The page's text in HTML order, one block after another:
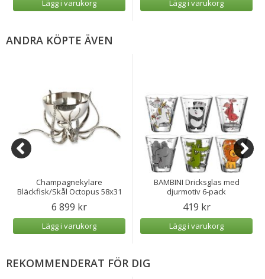
Lägg i varukorg
Lägg i varukorg
ANDRA KÖPTE ÄVEN
Champagnekylare
Bläckfisk/Skål Octopus 58x31
cm
6 899 kr
Lägg i varukorg
BAMBINI Dricksglas med
djurmotiv 6-pack
419 kr
Lägg i varukorg
REKOMMENDERAT FÖR DIG